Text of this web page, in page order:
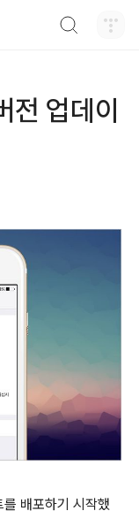
업데이
배포하기 시작했